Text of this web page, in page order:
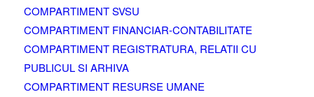
COMPARTIMENT SVSU
COMPARTIMENT FINANCIAR-CONTABILITATE
COMPARTIMENT REGISTRATURA, RELATII CU
PUBLICUL SI ARHIVA
COMPARTIMENT RESURSE UMANE